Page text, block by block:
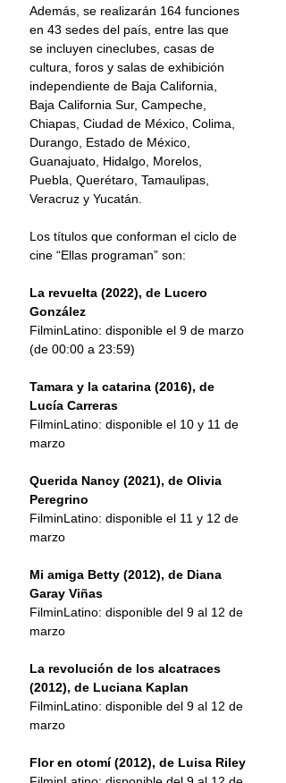
Además, se realizarán 164 funciones
en 43 sedes del país, entre las que
se incluyen cineclubes, casas de
cultura, foros y salas de exhibición
independiente de Baja California,
Baja California Sur, Campeche,
Chiapas, Ciudad de México, Colima,
Durango, Estado de México,
Guanajuato, Hidalgo, Morelos,
Puebla, Querétaro, Tamaulipas,
Veracruz y Yucatán.
Los títulos que conforman el ciclo de
cine “Ellas programan” son:
La revuelta (2022), de Lucero
González
FilminLatino: disponible el 9 de marzo
(de 00:00 a 23:59)
Tamara y la catarina (2016), de
Lucía Carreras
FilminLatino: disponible el 10 y 11 de
marzo
Querida Nancy (2021), de Olivia
Peregrino
FilminLatino: disponible el 11 y 12 de
marzo
Mi amiga Betty (2012), de Diana
Garay Viñas
FilminLatino: disponible del 9 al 12 de
marzo
La revolución de los alcatraces
(2012), de Luciana Kaplan
FilminLatino: disponible del 9 al 12 de
marzo
Flor en otomí (2012), de Luisa Riley